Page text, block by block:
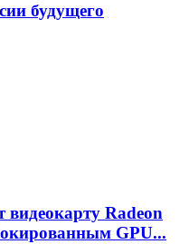
будущего
видеокарту Radeon
GPU...